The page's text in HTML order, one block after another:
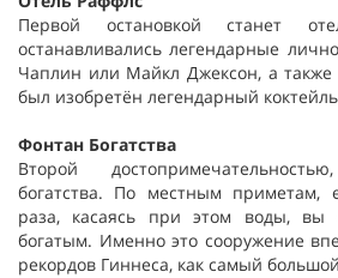
Первой остановкой станет
останавливались легендарные
Чаплин или Майкл Джексон, а
был изобретён легендарный
Фонтан Богатства
Второй
богатства. По местным приметам,
раза, касаясь при этом воды, вы
богатым. Именно это сооружение
рекордов Гиннеса, как самый